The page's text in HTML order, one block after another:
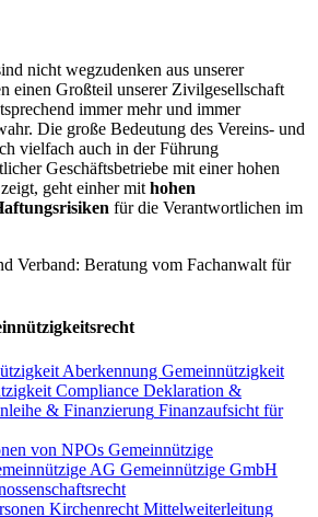
nicht wegzudenken aus unserer
einen Großteil unserer Zivilgesellschaft
immer mehr und immer
Die große Bedeutung des Vereins- und
vielfach auch in der Führung
Geschäftsbetriebe mit einer hohen
geht einher mit hohen
für die Verantwortlichen im
Aberkennung Gemeinnützigkeit
Compliance Deklaration &
& Finanzierung Finanzaufsicht für
von NPOs Gemeinnützige
AG Gemeinnützige GmbH
Kirchenrecht Mittelweiterleitung